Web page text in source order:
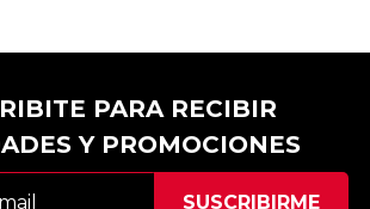
PARA RECIBIR
Y PROMOCIONES